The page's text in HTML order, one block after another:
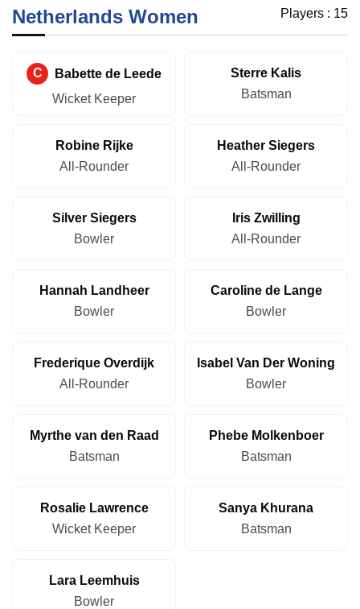
Netherlands Women Players : 15
C
Babette de Leede
Wicket Keeper
Sterre Kalis
Batsman
Robine Rijke
All-Rounder
Heather Siegers
All-Rounder
Silver Siegers
Bowler
Iris Zwilling
All-Rounder
Hannah Landheer
Bowler
Caroline de Lange
Bowler
Frederique Overdijk
All-Rounder
Isabel Van Der Woning
Bowler
Myrthe van den Raad
Batsman
Phebe Molkenboer
Batsman
Rosalie Lawrence
Wicket Keeper
Sanya Khurana
Batsman
Lara Leemhuis
Bowler